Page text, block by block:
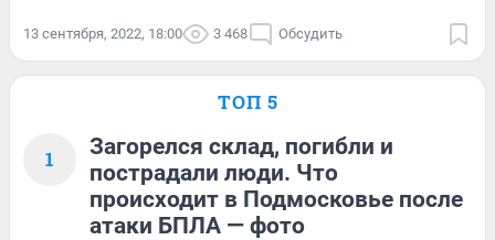
13 сентября, 2022, 18:00 3 468 Обсудить
ТОП 5
1
Загорелся склад, погибли и
пострадали люди. Что
происходит в Подмосковье после
атаки БПЛА — фото